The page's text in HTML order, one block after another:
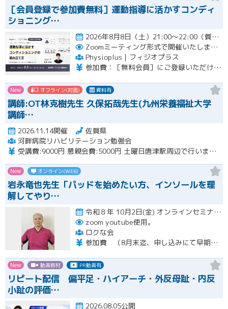
［会員登録で参加費無料］運動指導に活かすコンディ
ショニング…
2026年8月8日（土）21:00〜22:00（質疑応答を含む）開催
Zoomミーティング形式で開催いたします。
Physioplus｜フィジオプラス
参加費：［無料会員］にご登録いただければ無料 ・月額会員：参加無料 ・年額会員：参加無料 ・通常チケット：5,000円（税込）
New オフライン(対面) 資料有
講師:OT林克樹先生 久保拓哉先生(九州栄養福祉大学
講師…
2026.11.14開催
佐賀県
河畔病院リハビリテーション勉強会
受講費:9000円 懇親会費:5000円 土曜日唐津駅周辺で行います。
New オンライン(WEB)
岩永竜也先生「パッドを始めたい方、インソールを理
解してやり…
令和８年 10月2日(金) オンラインセミナー 20:00〜22:00 10月18日(日) 実技セミナー（…開催
zoom youtube使用。
ロクな会
参加費 （8月末迄、申し込みにて早期申し込み割引） オンライン➕実技セミナー（対面式） 15500円 （8月末迄申し込みにて14500円） オンライン➕実技セミナーアーカイブ視聴 11000円 （8月末迄申し込みにて10000円） ※オンラインセミナーは後日、アーカイブ視聴可能です。 ※実技セミナー（対面式）参加者も後日、実技セミナーアーカイブ視聴可能です。
New 動画教材 PR動画有
リピート配信 偏平足・ハイアーチ・外反母趾・内反
小趾の評価…
2026.08.05公開